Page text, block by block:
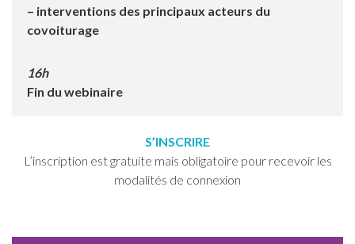
– interventions des principaux acteurs du
covoiturage
16h
Fin du webinaire
S’INSCRIRE
L’inscription est gratuite mais obligatoire pour recevoir les
modalités de connexion